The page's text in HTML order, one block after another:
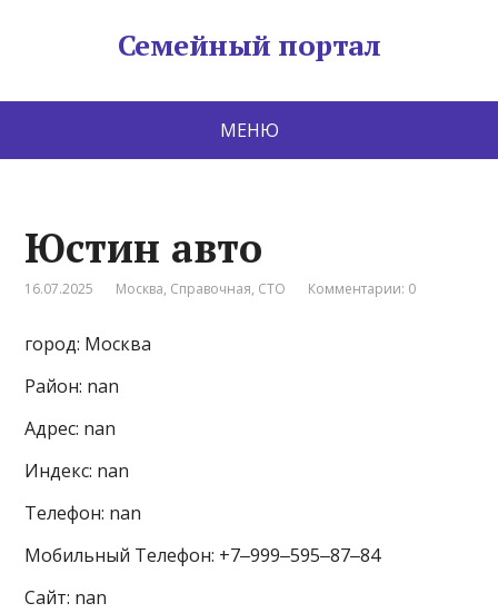
Семейный портал
МЕНЮ
Юстин авто
16.07.2025 Москва, Справочная, СТО Комментарии: 0
город: Москва
Район: nan
Адрес: nan
Индекс: nan
Телефон: nan
Мобильный Телефон: +7‒999‒595‒87‒84
Сайт: nan